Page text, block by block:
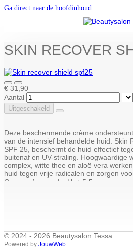
Ga direct naar de hoofdinhoud
SKIN RECOVER
€ 31,90
Aantal
Uitgeschakeld
Deze beschermende crème
van de intensief behandelde huid. Skin
SPF 25, beschermt de huid effectief
buitenaf en UV-straling. Hoogwaardige
complex, witte thee en aloë vera
huid tegen vrije radicalen en zorgen
Ongeparfumeerd. pH: ± 5,5
© 2024 - 2026 Beautysalon Tessa
Powered by JouwWeb